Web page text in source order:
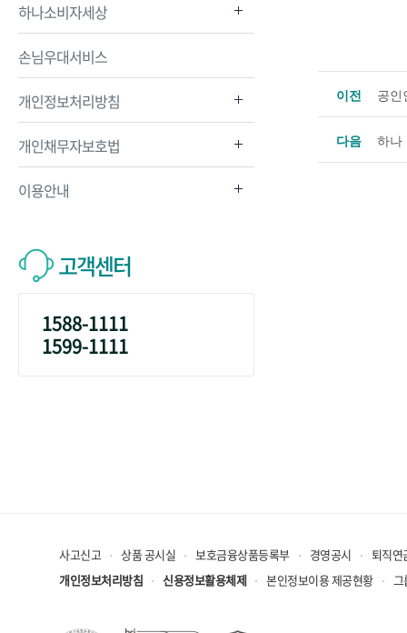
하나소비자세상
손님우대서비스
개인정보처리방침
개인채무자보호법
이용안내
고객센터
1588-1111
1599-1111
이전 공인
다음 하나
사고신고 상품 공시실 보호금융상품등록부 경영공시
퇴직연
개인정보처리방침
신용정보활용체제 본인정보이용 제공현황 그